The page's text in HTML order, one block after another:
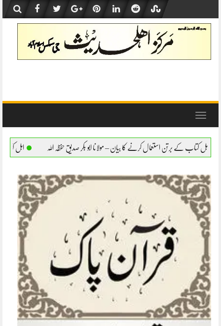
content
Toggle
کرنے کا بیان – مولانا ابو بکر صدیق حفظہ اللہ اہل کتاب کے برتن استعمال کرنے کا